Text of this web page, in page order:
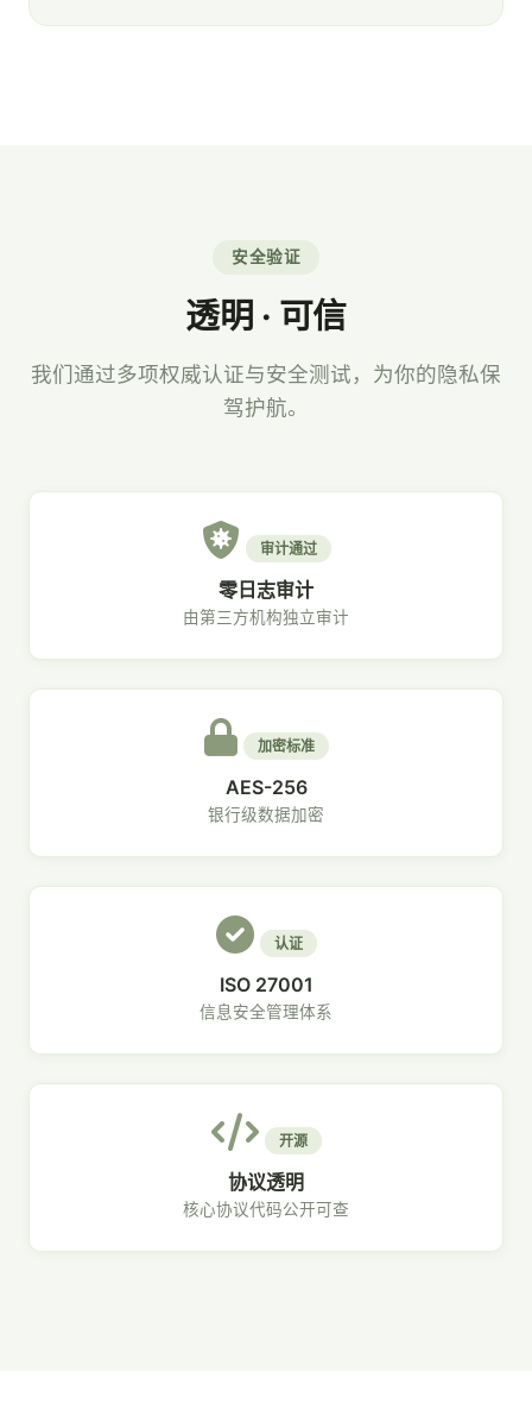
安全验证
透明 · 可信
我们通过多项权威认证与安全测试，为你的隐私保
驾护航。
审计通过
零日志审计
由第三方机构独立审计
加密标准
AES-256
银行级数据加密
认证
ISO 27001
信息安全管理体系
开源
协议透明
核心协议代码公开可查